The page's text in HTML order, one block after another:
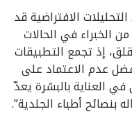
الافتراضية قد
الخبراء في الحالات
إذ تجمع التطبيقات
عدم الاعتماد على
العناية بالبشرة يعدّ
بنصائح أطباء الجلدية”.